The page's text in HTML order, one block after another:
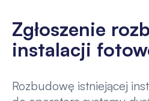
Zgłoszenie
instalacji
Rozbudowę istniejącej